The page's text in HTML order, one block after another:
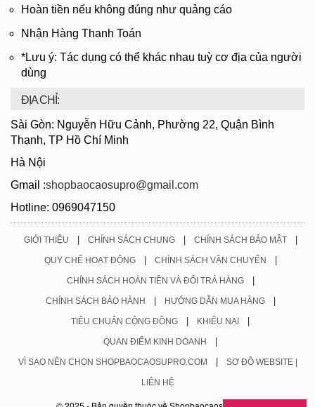
Hoàn tiền nếu không đúng như quảng cáo
Nhận Hàng Thanh Toán
*Lưu ý: Tác dụng có thể khác nhau tuỳ cơ địa của người
dùng
ĐỊA CHỈ:
Sài Gòn: Nguyễn Hữu Cảnh, Phường 22, Quận Bình
Thạnh, TP Hồ Chí Minh
Hà Nội
Gmail :shopbaocaosupro@gmail.com
Hotline: 0969047150
GIỚI THIỆU | CHÍNH SÁCH CHUNG | CHÍNH SÁCH BẢO MẬT |
QUY CHẾ HOẠT ĐỘNG | CHÍNH SÁCH VẬN CHUYỂN |
CHÍNH SÁCH HOÀN TIỀN VÀ ĐỔI TRẢ HÀNG |
CHÍNH SÁCH BẢO HÀNH | HƯỚNG DẪN MUA HÀNG |
TIÊU CHUẨN CỘNG ĐỒNG | KHIẾU NẠI |
QUAN ĐIỂM KINH DOANH |
VÌ SAO NÊN CHỌN SHOPBAOCAOSUPRO.COM | SƠ ĐỒ WEBSITE |
LIÊN HỆ